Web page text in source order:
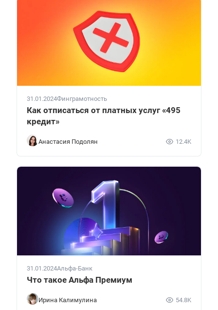
31.01.2024Финграмотность
Как отписаться от платных услуг «495
кредит»
Анастасия Подолян 12.4K
31.01.2024Альфа-Банк
Что такое Альфа Премиум
Ирина Калимулина 54.8K